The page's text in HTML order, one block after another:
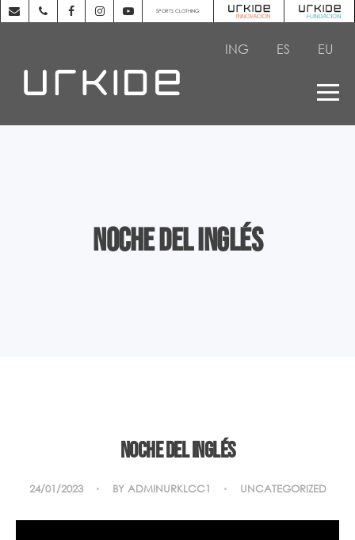
SPORTS CLOTHING
ING ES EU
Noche del inglés
Noche del inglés
24/01/2023 BY ADMINURKLCC1 UNCATEGORIZED